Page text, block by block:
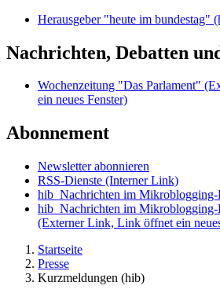
Herausgeber "heute im bundestag"
Nachrichten, Debatten
Wochenzeitung "Das Parlament"
ein neues Fenster)
Abonnement
Newsletter abonnieren
RSS-Dienste (Interner Link)
hib_Nachrichten im
hib_Nachrichten im Mikroblogging-
(Externer Link, Link öffnet ein
Startseite
Presse
Kurzmeldungen (hib)